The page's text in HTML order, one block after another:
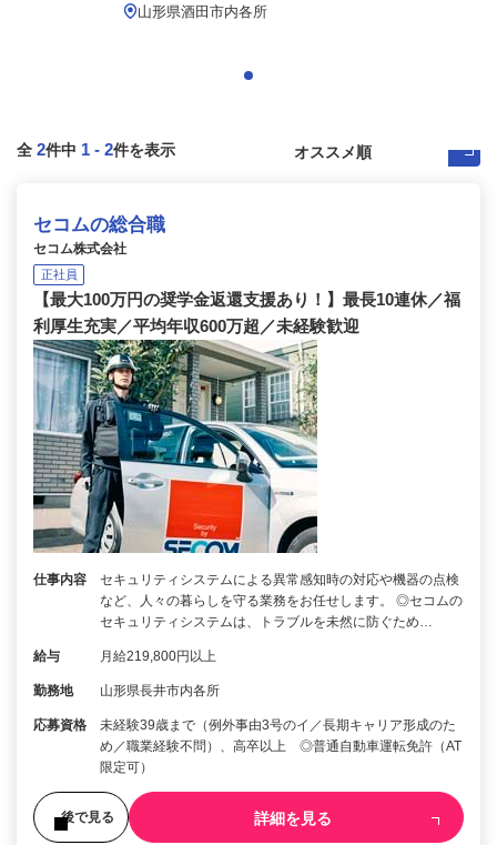
山形県酒田市内各所
全 2件中 1 - 2件を表示
セコムの総合職
セコム株式会社
正社員
【最大100万円の奨学金返還支援あり！】最長10連休／福
利厚生充実／平均年収600万超／未経験歓迎
仕事内容
セキュリティシステムによる異常感知時の対応や機器の点検
など、人々の暮らしを守る業務をお任せします。 ◎セコムの
セキュリティシステムは、トラブルを未然に防ぐため…
給与 月給219,800円以上
勤務地 山形県長井市内各所
応募資格
未経験39歳まで（例外事由3号のイ／長期キャリア形成のた
め／職業経験不問）、高卒以上 ◎普通自動車運転免許（AT
限定可）
後で見る 詳細を見る